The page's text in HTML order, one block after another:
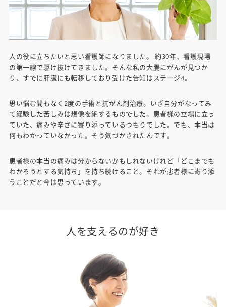
人の役に立ちたいと思い看護師になりました。 約30年、看護現場
の第一線で駆け抜けてきました。そんな私の大腸にがんが見つか
り、すでに肝臓にも転移しており受けた告知はステージ4。
思い悩む間もなく2度の手術と抗がん剤治療。いざ自分がなってみ
て経験した苦しみは想像を絶するものでした。患者様の立場に立っ
ていた、痛みや辛さに寄り添っているつもりでした。でも、本当は
何もわかっていなかった。そう気づかされたんです。
患者様の本当の痛みは分からないかもしれないけれど「どこまでも
わかろうとする気持ち」を持ち続けること。それが患者様に寄り添
うことだと今は思っています。
人を支えるのが好き